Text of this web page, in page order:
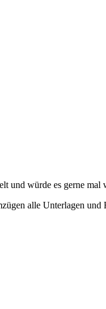
und würde es gerne mal
alle Unterlagen